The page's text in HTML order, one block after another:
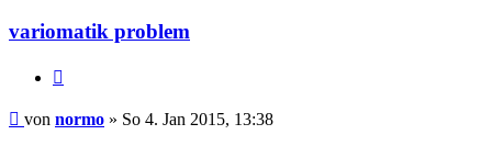
variomatik problem
Beitrag
von normo » So 4. Jan 2015, 13:38